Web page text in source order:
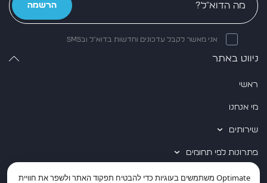
אני מאשר לקבל עדכונים וחדשות בדוא״ל ובSMS
הרשמה
ניווט באתר
ראשי
מי אנחנו
שירותים
פתרונות לפי תחומים
שותפים טכנולוגיים
Optimate משתמשים בעוגיות כדי להבטיח תפקוד האתר ולשפר את חוויית